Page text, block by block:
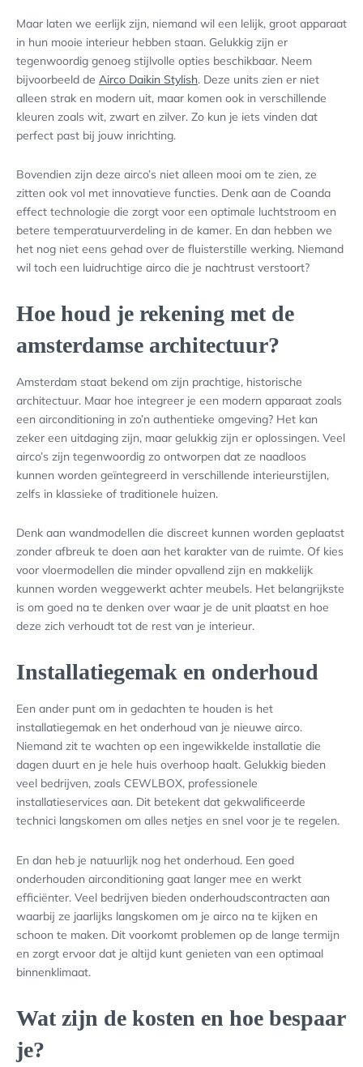
Maar laten we eerlijk zijn, niemand wil een lelijk, groot apparaat
in hun mooie interieur hebben staan. Gelukkig zijn er
tegenwoordig genoeg stijlvolle opties beschikbaar. Neem
bijvoorbeeld de Airco Daikin Stylish. Deze units zien er niet
alleen strak en modern uit, maar komen ook in verschillende
kleuren zoals wit, zwart en zilver. Zo kun je iets vinden dat
perfect past bij jouw inrichting.
Bovendien zijn deze airco’s niet alleen mooi om te zien, ze
zitten ook vol met innovatieve functies. Denk aan de Coanda
effect technologie die zorgt voor een optimale luchtstroom en
betere temperatuurverdeling in de kamer. En dan hebben we
het nog niet eens gehad over de fluisterstille werking. Niemand
wil toch een luidruchtige airco die je nachtrust verstoort?
Hoe houd je rekening met de
amsterdamse architectuur?
Amsterdam staat bekend om zijn prachtige, historische
architectuur. Maar hoe integreer je een modern apparaat zoals
een airconditioning in zo’n authentieke omgeving? Het kan
zeker een uitdaging zijn, maar gelukkig zijn er oplossingen. Veel
airco’s zijn tegenwoordig zo ontworpen dat ze naadloos
kunnen worden geïntegreerd in verschillende interieurstijlen,
zelfs in klassieke of traditionele huizen.
Denk aan wandmodellen die discreet kunnen worden geplaatst
zonder afbreuk te doen aan het karakter van de ruimte. Of kies
voor vloermodellen die minder opvallend zijn en makkelijk
kunnen worden weggewerkt achter meubels. Het belangrijkste
is om goed na te denken over waar je de unit plaatst en hoe
deze zich verhoudt tot de rest van je interieur.
Installatiegemak en onderhoud
Een ander punt om in gedachten te houden is het
installatiegemak en het onderhoud van je nieuwe airco.
Niemand zit te wachten op een ingewikkelde installatie die
dagen duurt en je hele huis overhoop haalt. Gelukkig bieden
veel bedrijven, zoals CEWLBOX, professionele
installatieservices aan. Dit betekent dat gekwalificeerde
technici langskomen om alles netjes en snel voor je te regelen.
En dan heb je natuurlijk nog het onderhoud. Een goed
onderhouden airconditioning gaat langer mee en werkt
efficiënter. Veel bedrijven bieden onderhoudscontracten aan
waarbij ze jaarlijks langskomen om je airco na te kijken en
schoon te maken. Dit voorkomt problemen op de lange termijn
en zorgt ervoor dat je altijd kunt genieten van een optimaal
binnenklimaat.
Wat zijn de kosten en hoe bespaar
je?